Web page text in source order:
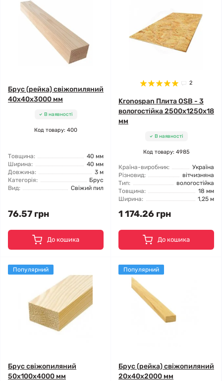
Брус (рейка) свіжопиляний
40x40x3000 мм
В наявності
Код товару: 400
Товщина:
40 мм
Ширина:
40 мм
Довжина:
3 м
Категорія:
Брус
Вид:
Свіжий пил
76.57 грн
До кошика
2
Kronospan Плита OSB - 3
вологостійка 2500x1250x18
мм
В наявності
Код товару: 4985
Країна-виробник:
Україна
Різновид:
вітчизняна
Тип:
вологостійка
Товщина:
18 мм
Ширина:
1,25 м
1 174.26 грн
До кошика
Популярний
Брус свіжопиляний
50x100x4000 мм
Популярний
Брус (рейка) свіжопиляний
20x40x2000 мм